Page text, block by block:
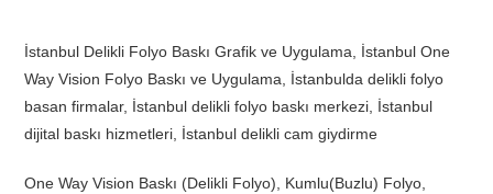
İstanbul Delikli Folyo Baskı Grafik ve Uygulama, İstanbul One
Way Vision Folyo Baskı ve Uygulama, İstanbulda delikli folyo
basan firmalar, İstanbul delikli folyo baskı merkezi, İstanbul
dijital baskı hizmetleri, İstanbul delikli cam giydirme
One Way Vision Baskı (Delikli Folyo), Kumlu(Buzlu) Folyo,